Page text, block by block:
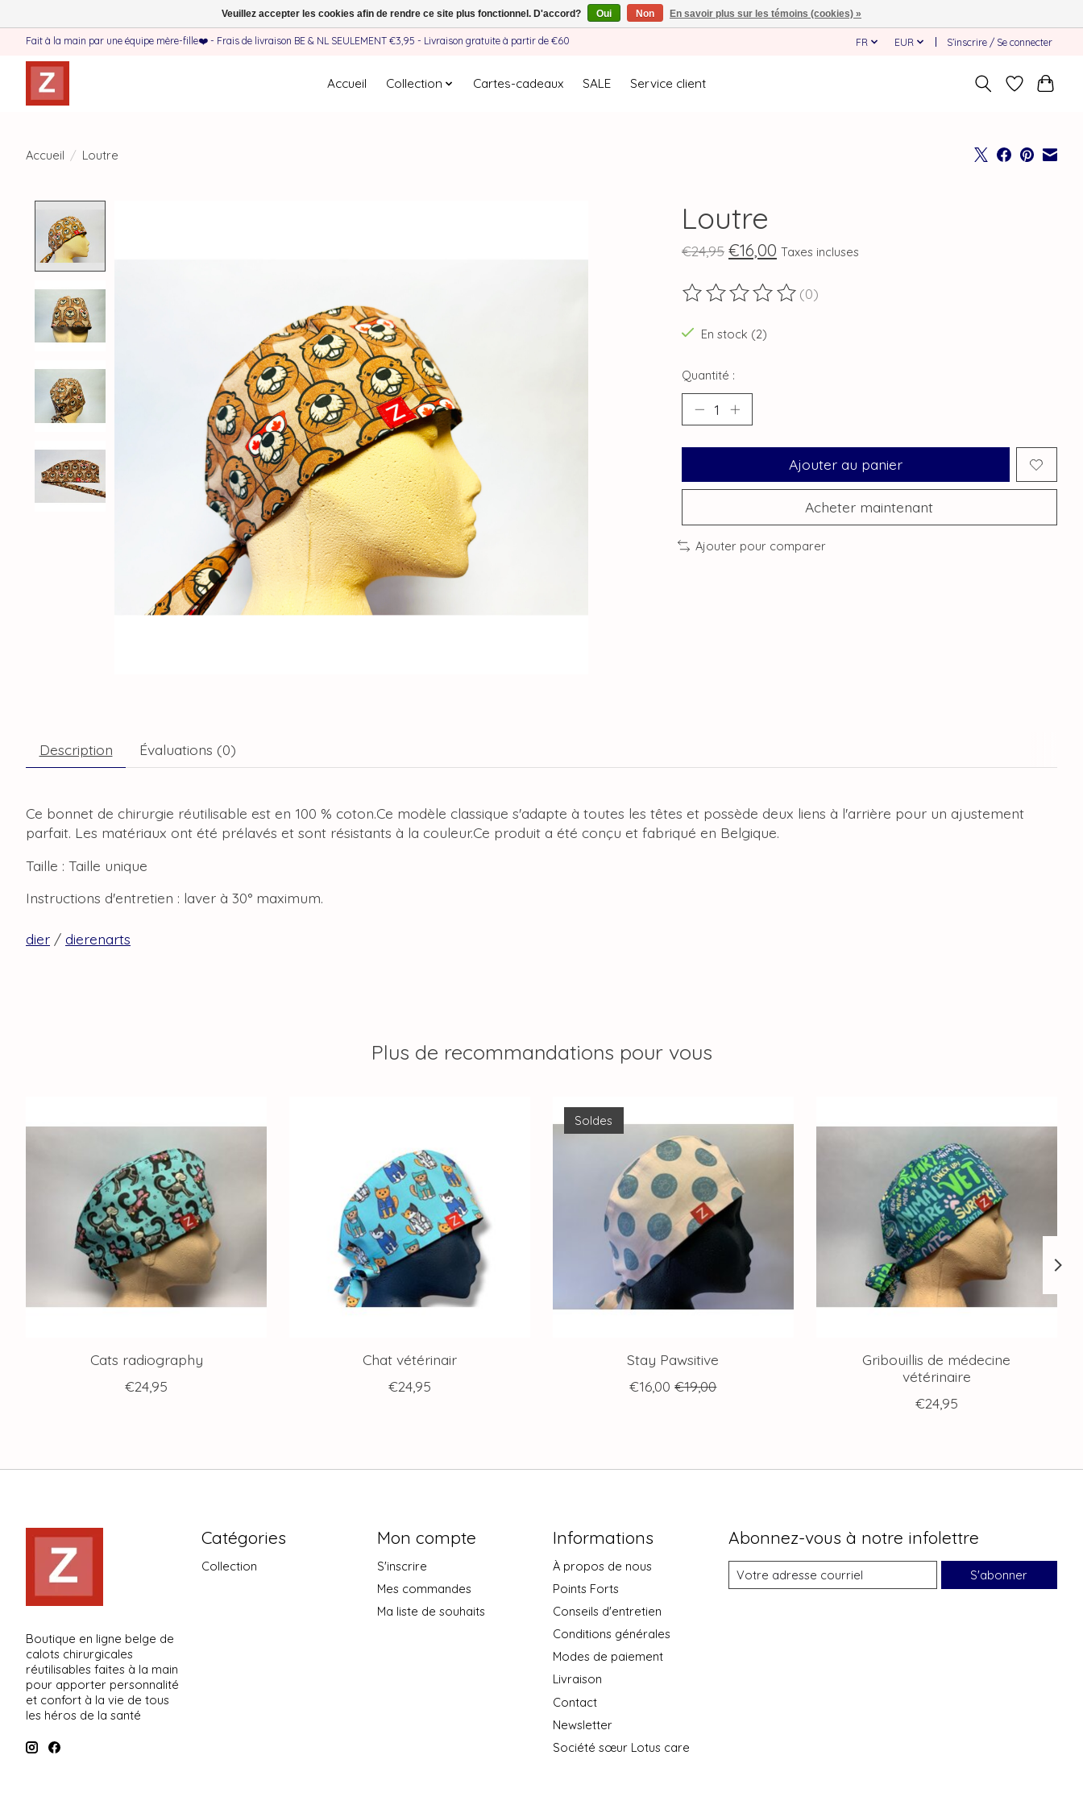
Fait à la main par une équipe mère-fille❤️ - Frais de livraison BE & NL SEULEMENT €3,95 - Livraison gratuite à partir de €60 FR EUR S’inscrire / Se connecter
Accueil Collection Cartes-cadeaux SALE Service client
Accueil / Loutre
Loutre
€24,95 €16,00 Taxes incluses
Ce produit est évalué à
(0)
En stock (2)
Quantité :
Ajouter au panier
Acheter maintenant
Ajouter pour comparer
Description Évaluations (0)
Ce bonnet de chirurgie réutilisable est en 100 % coton.Ce modèle classique s'adapte à toutes les têtes et possède deux liens à l'arrière pour un ajustement
parfait. Les matériaux ont été prélavés et sont résistants à la couleur.Ce produit a été conçu et fabriqué en Belgique.
Taille : Taille unique
Instructions d'entretien : laver à 30° maximum.
dier / dierenarts
Plus de recommandations pour vous
Cats radiography
€24,95
Chat vétérinair
€24,95
Soldes
Stay Pawsitive
€16,00 €19,00
Gribouillis de médecine
vétérinaire
€24,95
Boutique en ligne belge de
calots chirurgicales
réutilisables faites à la main
pour apporter personnalité
et confort à la vie de tous
les héros de la santé
Catégories
Collection
Mon compte
S'inscrire
Mes commandes
Ma liste de souhaits
Informations
À propos de nous
Points Forts
Conseils d'entretien
Conditions générales
Modes de paiement
Livraison
Contact
Newsletter
Société sœur Lotus care
Abonnez-vous à notre infolettre
S'abonner
Veuillez accepter les cookies afin de rendre ce site plus fonctionnel. D'accord? Oui Non En savoir plus sur les témoins (cookies) »